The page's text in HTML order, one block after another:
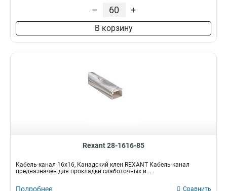
– +
В корзину
Rexant 28-1616-85
Кабель-канал 16x16, Канадский клен REXANT Кабель-канал
предназначен для прокладки слаботочных и...
Подробнее Сравнить